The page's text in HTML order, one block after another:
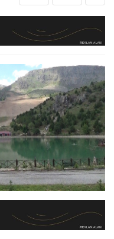
Sektörün Geleceği